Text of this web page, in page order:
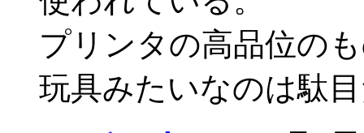
プリンタの高品位の
玩具みたいなのは駄